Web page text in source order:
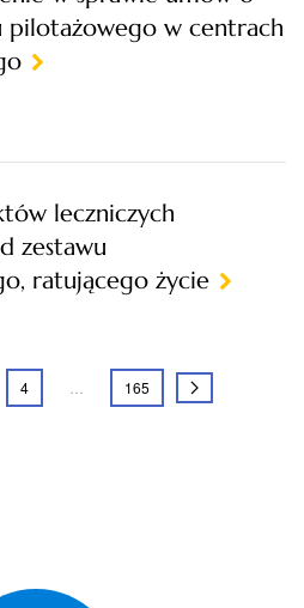
pilotażowego w centrach
leczniczych
zestawu
ratującego życie
4 165